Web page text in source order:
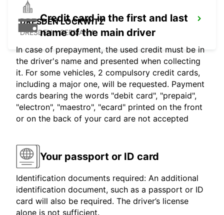
DRESDEN LOCKWITZ
DRESDEN - GERMANY
Credit card in the first and last
name of the main driver
In case of prepayment, the used credit must be in
the driver's name and presented when collecting
it. For some vehicles, 2 compulsory credit cards,
including a major one, will be requested. Payment
cards bearing the words "debit card", "prepaid",
"electron", "maestro", "ecard" printed on the front
or on the back of your card are not accepted
Your passport or ID card
Identification documents required: An additional
identification document, such as a passport or ID
card will also be required. The driver’s license
alone is not sufficient.